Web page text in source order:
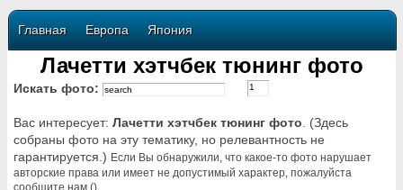
Главная Европа Япония
Лачетти хэтчбек тюнинг фото
Искать фото:
Вас интересует: Лачетти хэтчбек тюнинг фото . (Здесь
собраны фото на эту тематику, но релевантность не
гарантируется.) Если Вы обнаружили, что какое-то фото нарушает
авторские права или имеет не допустимый характер, пожалуйста
сообщите нам ().